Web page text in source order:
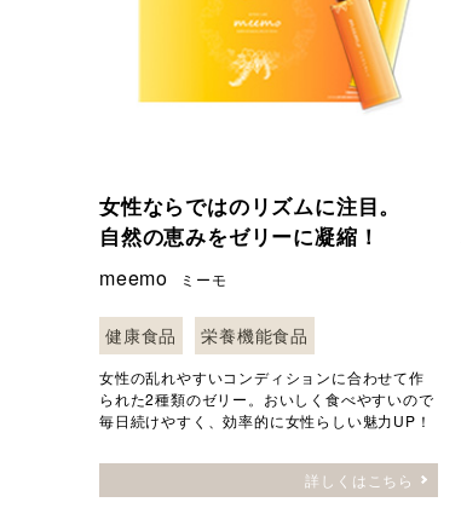
女性ならではのリズムに注目。
自然の恵みをゼリーに凝縮！
meemo ミーモ
健康食品 栄養機能食品
女性の乱れやすいコンディションに合わせて作
られた2種類のゼリー。おいしく食べやすいので
毎日続けやすく、効率的に女性らしい魅力UP！
詳しくはこちら